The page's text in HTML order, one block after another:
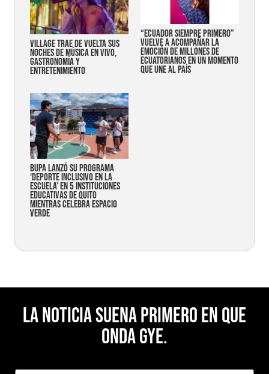
Village trae de vuelta sus
noches de música en vivo,
gastronomía y
entretenimiento
“Ecuador siempre primero”
vuelve a acompañar la
emoción de millones de
ecuatorianos en un momento
que une al país
Bupa lanzó su programa
‘Deporte Inclusivo en la
Escuela’ en 5 instituciones
educativas de Quito
mientras celebra espacio
verde
La noticia suena primero en Que
Onda Gye.